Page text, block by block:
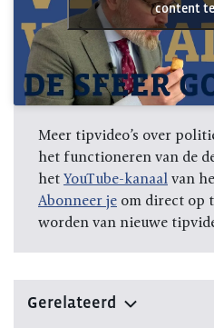
content
Meer tipvideo’s over
het functioneren van de
het YouTube-kanaal van
Abonneer je om direct op
worden van nieuwe
Gerelateerd